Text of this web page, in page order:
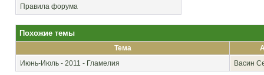
Правила форума
Похожие темы
Тема
Июнь-Июль - 2011 - Гламелия
Васин